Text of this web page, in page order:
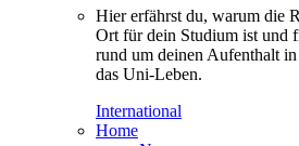
Hier erfährst du, warum die
Ort für dein Studium ist und
rund um deinen Aufenthalt
das Uni-Leben.
International
Home